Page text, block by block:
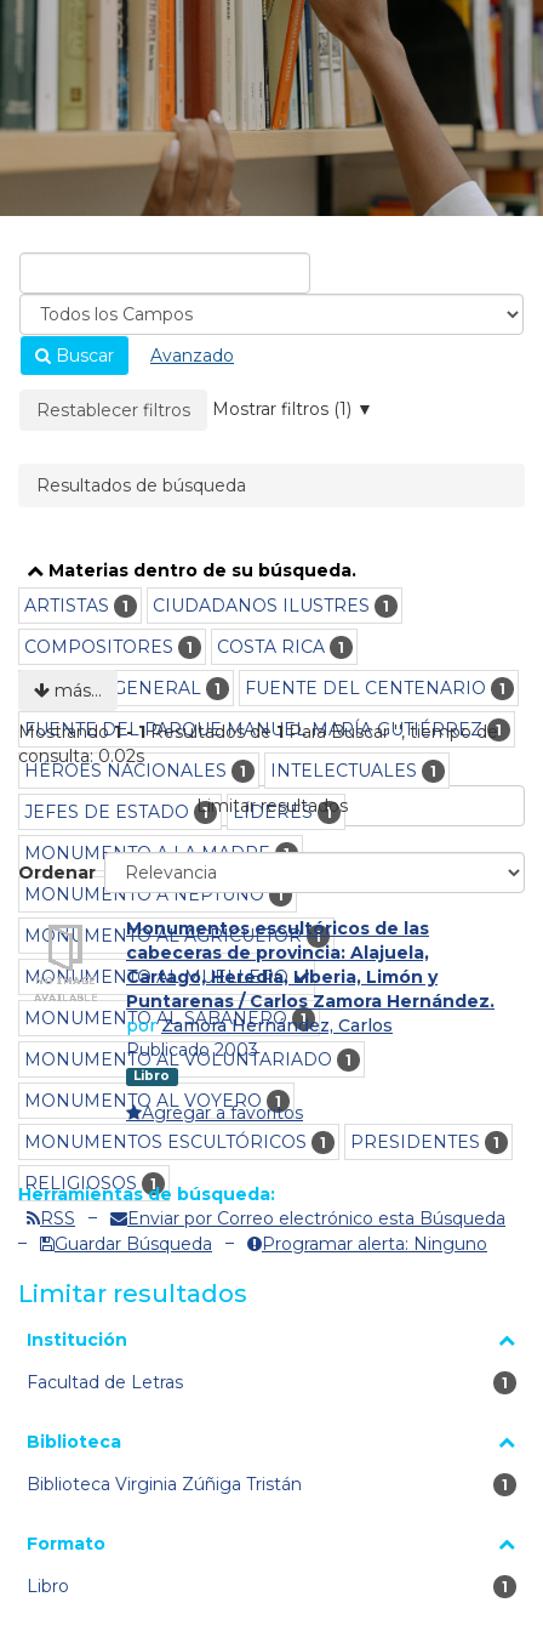
Buscar
Avanzado
La página se recargará cuando se elimine un filtro.
Restablecer filtros Mostrar filtros (1)
Resultados de búsqueda
Materias dentro de su búsqueda.
ARTISTAS
1 CIUDADANOS ILUSTRES 1
COMPOSITORES 1 COSTA RICA 1
CULTURA GENERAL 1 FUENTE DEL CENTENARIO 1
FUENTE DEL PARQUE MANUEL MARÍA GUTIÉRREZ 1
HÉROES NACIONALES 1 INTELECTUALES 1
JEFES DE ESTADO 1 LÍDERES 1
MONUMENTO A LA MADRE 1
MONUMENTO A NEPTUNO 1
MONUMENTO AL AGRICULTOR 1
MONUMENTO AL MUELLERO
MONUMENTO AL SABANERO
1
MONUMENTO AL VOLUNTARIADO 1
MONUMENTO AL VOYERO 1
MONUMENTOS ESCULTÓRICOS 1 PRESIDENTES 1
RELIGIOSOS 1
más…
Mostrando1 - 1Resultados de1Para Buscar '', tiempo de
consulta: 0.02s
Limitar resultados
Ordenar
Monumentos escultóricos de las
cabeceras de provincia: Alajuela,
Cartago, Heredia, Liberia, Limón y
Puntarenas / Carlos Zamora Hernández.
porZamora Hernández, Carlos
Publicado 2003
Libro
Agregar a favoritos
Herramientas de búsqueda:
RSS
Enviar por Correo electrónico esta Búsqueda
Guardar Búsqueda
Programar alerta: Ninguno
Limitar resultados
La página se volverá a cargar cuando se seleccione o excluya
Institución
Facultad de Letras
1
1
Biblioteca
Biblioteca Virginia Zúñiga Tristán
1
1
Formato
Libro
1
1